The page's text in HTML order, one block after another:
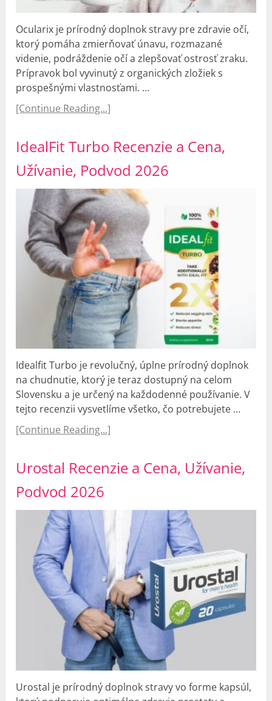
Ocularix je prírodný doplnok stravy pre zdravie očí,
ktorý pomáha zmierňovať únavu, rozmazané
videnie, podráždenie očí a zlepšovať ostrosť zraku.
Prípravok bol vyvinutý z organických zložiek s
prospešnými vlastnosťami. …
[Continue Reading...]
IdealFit Turbo Recenzie a Cena,
Užívanie, Podvod 2026
Idealfit Turbo je revolučný, úplne prírodný doplnok
na chudnutie, ktorý je teraz dostupný na celom
Slovensku a je určený na každodenné používanie. V
tejto recenzii vysvetlíme všetko, čo potrebujete …
[Continue Reading...]
Urostal Recenzie a Cena, Užívanie,
Podvod 2026
Urostal je prírodný doplnok stravy vo forme kapsúl,